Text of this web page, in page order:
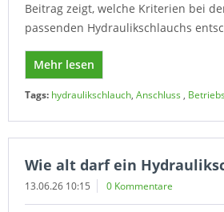
Beitrag zeigt, welche Kriterien bei
passenden Hydraulikschlauchs
Mehr lesen
Tags: hydraulikschlauch, Anschluss ,
Wie alt darf ein
13.06.26 10:15 0 Kommentare